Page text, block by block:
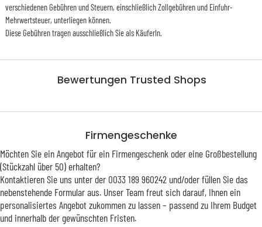
Bewertungen Trusted Shops
verschiedenen Gebühren und Steuern, einschließlich Zollgebühren und Einfuhr-
Mehrwertsteuer, unterliegen können.
Diese Gebühren tragen ausschließlich Sie als KäuferIn.
Firmengeschenke
Möchten Sie ein Angebot für ein Firmengeschenk oder eine Großbestellung
(Stückzahl über 50) erhalten?
Kontaktieren Sie uns unter der 0033 189 960242 und/oder füllen Sie das
nebenstehende Formular aus. Unser Team freut sich darauf, Ihnen ein
personalisiertes Angebot zukommen zu lassen – passend zu Ihrem Budget
und innerhalb der gewünschten Fristen.